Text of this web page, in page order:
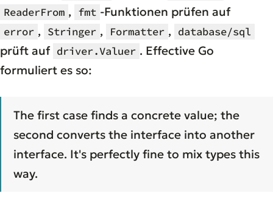
ReaderFrom , fmt -Funktionen prüfen auf
error , Stringer , Formatter , database/sql
prüft auf driver.Valuer . Effective Go
formuliert es so:
The first case finds a concrete value; the
second converts the interface into another
interface. It's perfectly fine to mix types this
way.